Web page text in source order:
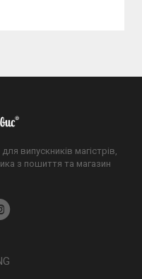
випускників магістрів,
з пошиття та магазин